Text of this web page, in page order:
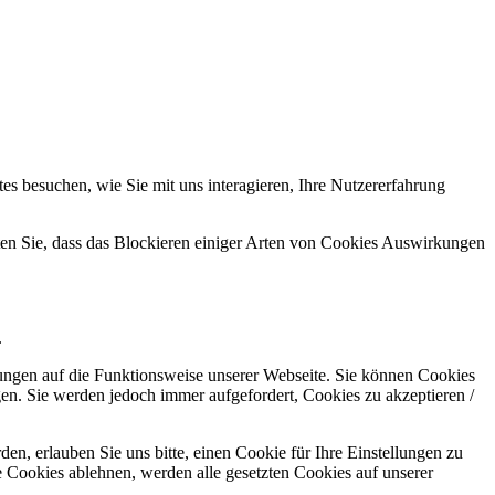
besuchen, wie Sie mit uns interagieren, Ihre Nutzererfahrung
Sie, dass das Blockieren einiger Arten von Cookies Auswirkungen
auf die Funktionsweise unserer Webseite. Sie können Cookies
Sie werden jedoch immer aufgefordert, Cookies zu akzeptieren /
erlauben Sie uns bitte, einen Cookie für Ihre Einstellungen zu
ablehnen, werden alle gesetzten Cookies auf unserer